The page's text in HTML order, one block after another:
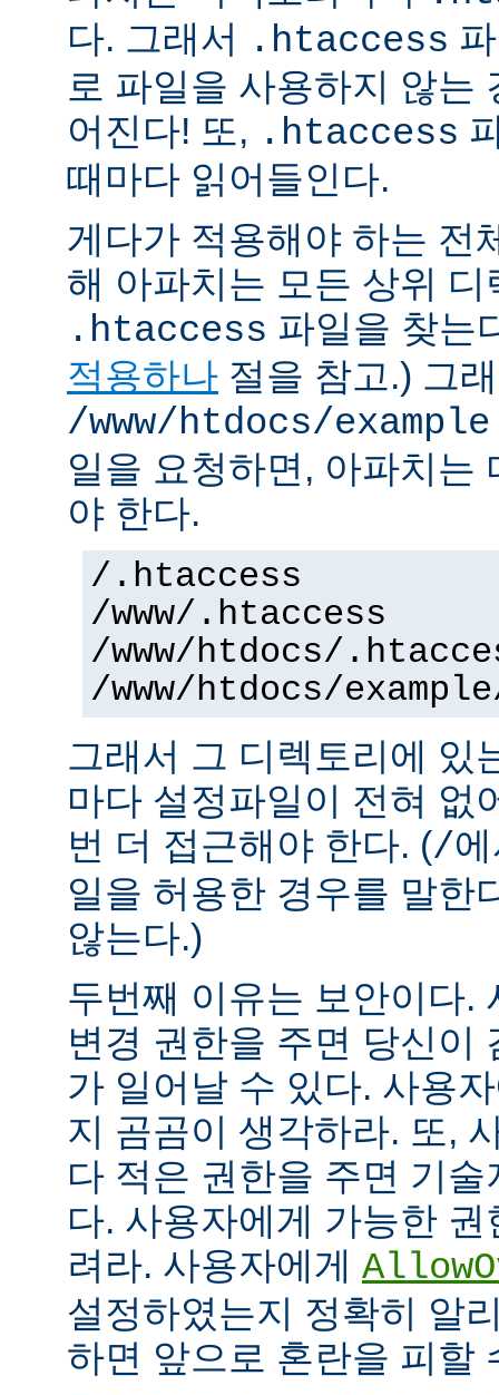
다. 그래서 .htaccess
로 파일을 사용하지 않는
어진다! 또, .htaccess
때마다 읽어들인다.
게다가 적용해야 하는 전
해 아파치는 모든 상위 디
.htaccess 파일을 찾는
적용하나 절을 참고.) 그
/www/htdocs/example
일을 요청하면, 아파치는
야 한다.
/.htaccess
/www/.htaccess
/www/htdocs/
/www/htdocs/
그래서 그 디렉토리에 있
마다 설정파일이 전혀 없
번 더 접근해야 한다. (/
일을 허용한 경우를 말한
않는다.)
두번째 이유는 보안이다.
변경 권한을 주면 당신이
가 일어날 수 있다. 사용
지 곰곰이 생각하라. 또,
다 적은 권한을 주면 기
다. 사용자에게 가능한
려라. 사용자에게
설정하였는지 정확히 알
하면 앞으로 혼란을 피할